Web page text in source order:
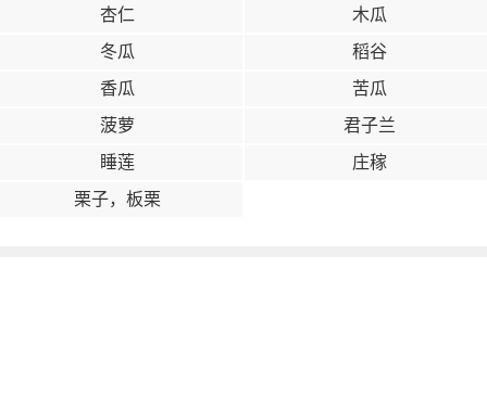
杏仁
木瓜
冬瓜
稻谷
香瓜
苦瓜
菠萝
君子兰
睡莲
庄稼
栗子，板栗